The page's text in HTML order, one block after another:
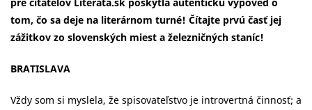
tom, čo sa deje na literárnom turné! Čítajte prvú časť jej
zážitkov zo slovenských miest a železničných staníc!
BRATISLAVA
Vždy som si myslela, že spisovateľstvo je introvertná činnosť; a